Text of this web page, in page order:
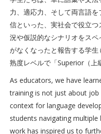
力、適応力、そして両言語
信といった、実社会で役立
況や仮説的なシナリオをス
がなくなったと報告する学
熟度レベルで「Superior（上
As educators, we have
training is not just about
context for language
students navigating multiple
work has inspired us to